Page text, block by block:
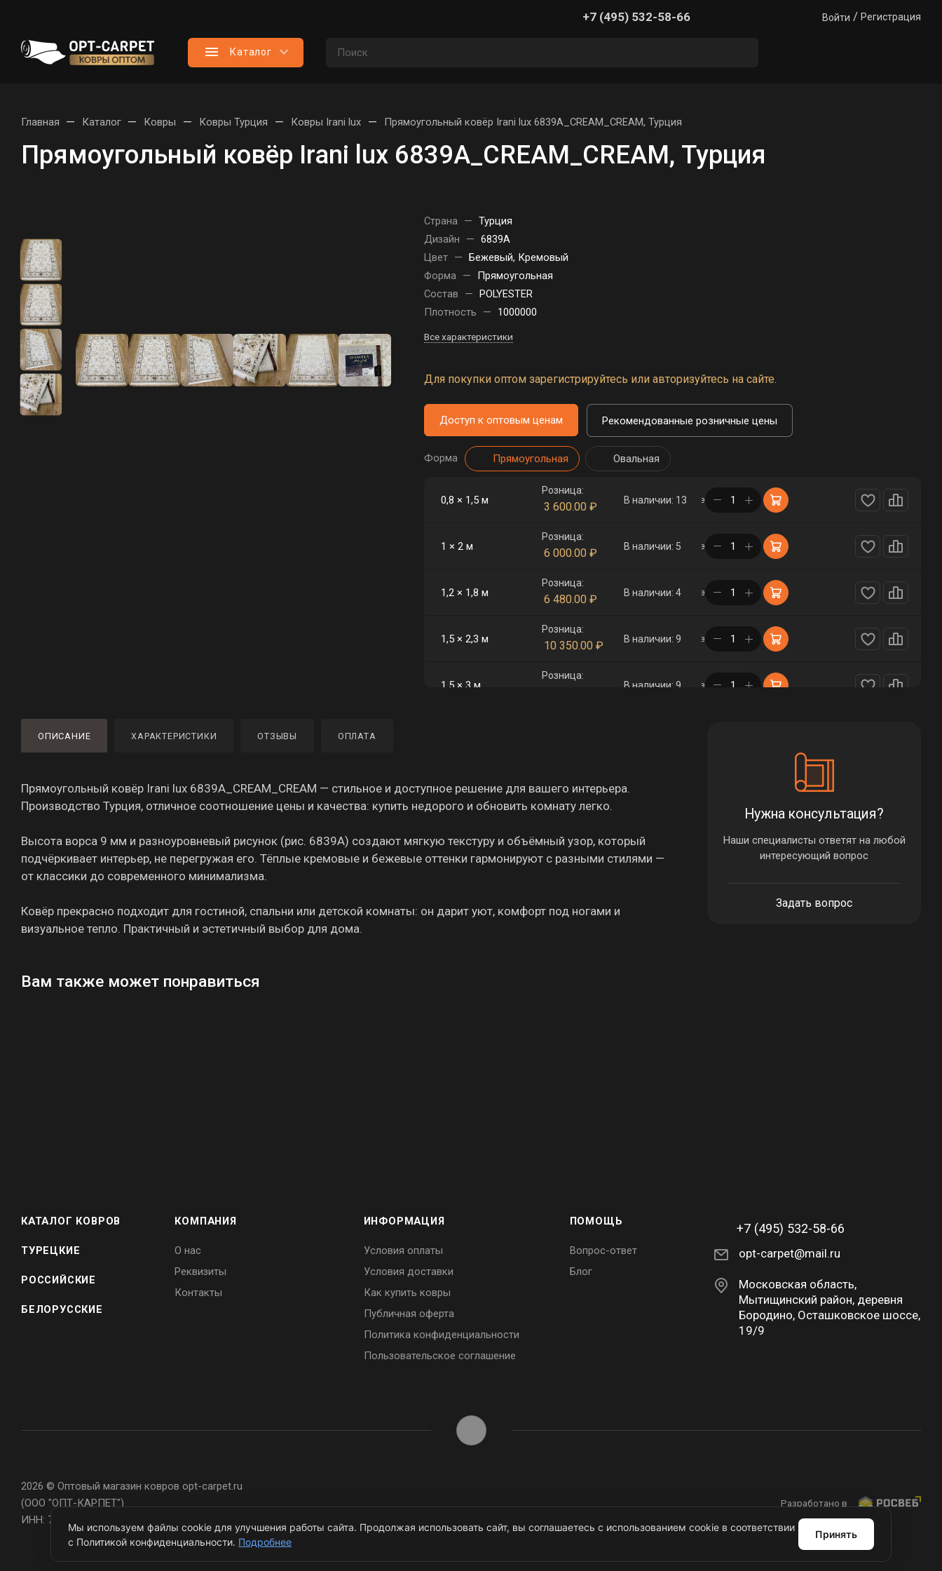
+7 (495) 532-58-66 Войти / Регистрация
Каталог
Главная — Каталог — Ковры — Ковры Турция — Ковры Irani lux — Прямоугольный ковёр Irani lux 6839A_CREAM_CREAM, Турция
Прямоугольный ковёр Irani lux 6839A_CREAM_CREAM, Турция
Страна — Турция
Дизайн
— 6839A
Цвет — Бежевый, Кремовый
Форма —
Прямоугольная
Состав
— POLYESTER
Плотность
— 1000000
Все характеристики
Для покупки оптом зарегистрируйтесь или авторизуйтесь на сайте.
Доступ к оптовым ценам Рекомендованные розничные цены
Форма Прямоугольная Овальная
0,8 × 1,5 м
Розница:
3 600.00 ₽
В наличии: 13
в корзине
1 × 2 м
Розница:
6 000.00 ₽
В наличии: 5в корзине
1,2 × 1,8 м
Розница:
6 480.00 ₽
В наличии: 4в корзине
1,5 × 2,3 м
Розница:
10 350.00 ₽
В наличии: 9в корзине
1,5 × 3 м
Розница:
В наличии: 9в корзине
26 250.00₽
Розница:
Розница:
ОПИСАНИЕ ХАРАКТЕРИСТИКИ ОТЗЫВЫ ОПЛАТА
Прямоугольный ковёр Irani lux 6839A_CREAM_CREAM — стильное и доступное решение для вашего интерьера.
Производство Турция, отличное соотношение цены и качества: купить недорого и обновить комнату легко.
Высота ворса 9 мм и разноуровневый рисунок (рис. 6839A) создают мягкую текстуру и объёмный узор, который
подчёркивает интерьер, не перегружая его. Тёплые кремовые и бежевые оттенки гармонируют с разными стилями —
от классики до современного минимализма.
Ковёр прекрасно подходит для гостиной, спальни или детской комнаты: он дарит уют, комфорт под ногами и
визуальное тепло. Практичный и эстетичный выбор для дома.
Вам также может понравиться
Нужна консультация?
Наши специалисты ответят на любой
интересующий вопрос
Задать вопрос
КАТАЛОГ КОВРОВ
ТУРЕЦКИЕ
РОССИЙСКИЕ
БЕЛОРУССКИЕ
КОМПАНИЯ
О нас
Реквизиты
Контакты
ИНФОРМАЦИЯ
Условия оплаты
Условия доставки
Как купить ковры
Публичная оферта
Политика конфиденциальности
Пользовательское соглашение
ПОМОЩЬ
Вопрос-ответ
Блог
+7 (495) 532-58-66
opt-carpet@mail.ru
Московская область,
Мытищинский район, деревня
Бородино, Осташковское шоссе,
19/9
2026 © Оптовый магазин ковров opt-carpet.ru
(ООО "ОПТ-КАРПЕТ")
ИНН: 7743907105
Разработано в
Мы используем файлы cookie для улучшения работы сайта. Продолжая использовать сайт, вы соглашаетесь с использованием cookie в соответствии
с Политикой конфиденциальности. Подробнее
Принять